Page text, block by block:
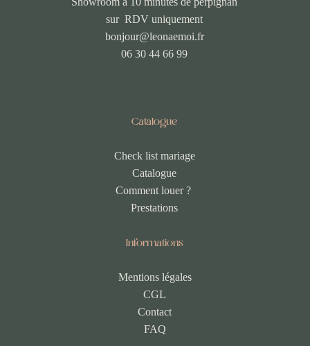
sur RDV uniquement
bonjour@leonaemoi.fr
06 30 44 66 99
Catalogue
Check list mariage
Catalogue
Comment louer ?
Prestations
Informations
Mentions légales
CGL
Contact
FAQ